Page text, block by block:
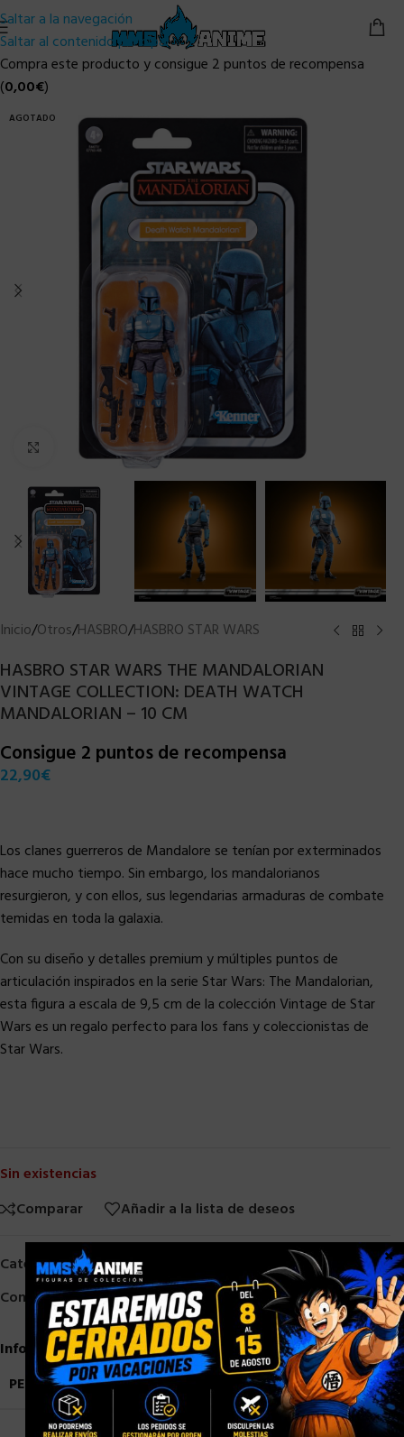
Saltar a la navegación
Saltar al contenido principal
Compra este producto y consigue 2 puntos de recompensa
(0,00€)
AGOTADO
Clic para ampliar
Inicio/Otros/HASBRO/HASBRO STAR WARS
HASBRO STAR WARS THE MANDALORIAN
VINTAGE COLLECTION: DEATH WATCH
MANDALORIAN – 10 CM
Consigue 2 puntos de recompensa
22,90€
Los clanes guerreros de Mandalore se tenían por exterminados
hace mucho tiempo. Sin embargo, los mandalorianos
resurgieron, y con ellos, sus legendarias armaduras de combate
temidas en toda la galaxia.
Con su diseño y detalles premium y múltiples puntos de
articulación inspirados en la serie Star Wars: The Mandalorian,
esta figura a escala de 9,5 cm de la colección Vintage de Star
Wars es un regalo perfecto para los fans y coleccionistas de
Star Wars.
Sin existencias
Comparar
Añadir a la lista de deseos
Categorías:HASBRO,HASBRO STAR WARS
Compartir:
Información adicional
PESO
0,9 kg
×